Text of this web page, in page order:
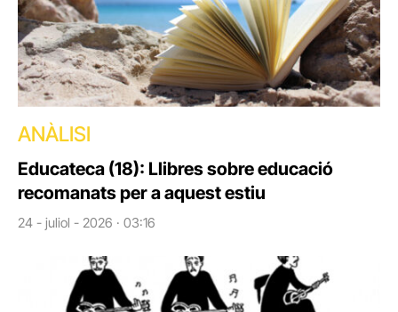
ANÀLISI
Educateca (18): Llibres sobre educació
recomanats per a aquest estiu
24 - juliol - 2026 · 03:16